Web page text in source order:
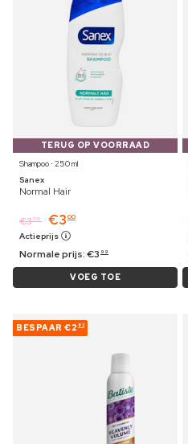
TERUG OP VOORRAAD
Shampoo ⋅ 250 ml
Sanex
Normal Hair
€309 €3 00
Actieprijs
Normale prijs:€3 99
VOEG TOE
BESPAAR €2 83